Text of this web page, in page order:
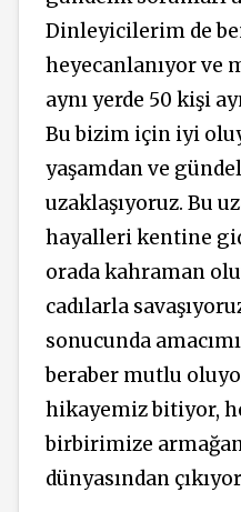
Dinleyicilerim de
heyecanlanıyor ve
aynı yerde 50 kişi
Bu bizim için iyi
yaşamdan ve
uzaklaşıyoruz. Bu
hayalleri kentine
orada kahraman
cadılarla
sonucunda
beraber mutlu
hikayemiz bitiyor,
birbirimize
dünyasından